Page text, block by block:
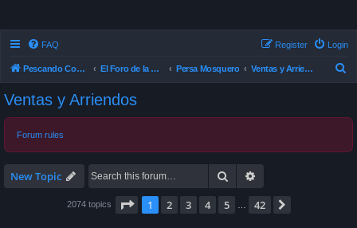
FAQ Login
Register
Pescando Con Mosca El Foro de la Pesca con Mosca en Chile Persa Mosquero Ventas y Arriendos
Ventas y Arriendos
Forum rules
New Topic Search
2074 topics Page 1of 42
1 2 3 4 5 42